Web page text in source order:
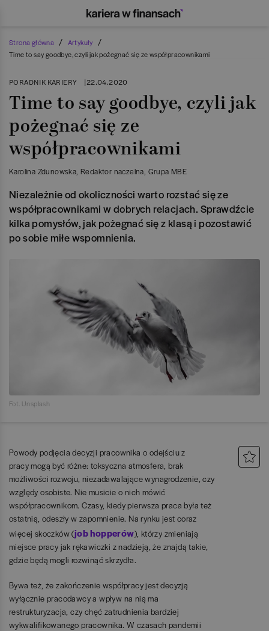
Strona główna / Artykuły /
Time to say goodbye, czyli jak pożegnać się ze współpracownikami
PORADNIK KARIERY |22.04.2020
Time to say goodbye, czyli jak
pożegnać się ze
współpracownikami
Karolina Zdunowska, Redaktor naczelna, Grupa MBE
Niezależnie od okoliczności warto rozstać się ze
współpracownikami w dobrych relacjach. Sprawdźcie
kilka pomysłów, jak pożegnać się z klasą i pozostawić
po sobie miłe wspomnienia.
Fot. Unsplash
Powody podjęcia decyzji pracownika o odejściu z
pracy mogą być różne: toksyczna atmosfera, brak
możliwości rozwoju, niezadawalające wynagrodzenie, czy
względy osobiste. Nie musicie o nich mówić
współpracownikom. Czasy, kiedy pierwsza praca była też
ostatnią, odeszły w zapomnienie. Na rynku jest coraz
więcej skoczków (job hopperów), którzy zmieniają
miejsce pracy jak rękawiczki z nadzieją, że znajdą takie,
gdzie będą mogli rozwinąć skrzydła.
Bywa też, że zakończenie współpracy jest decyzją
wyłącznie pracodawcy a wpływ na nią ma
restrukturyzacja, czy chęć zatrudnienia bardziej
wykwalifikowanego pracownika. W czasach pandemii